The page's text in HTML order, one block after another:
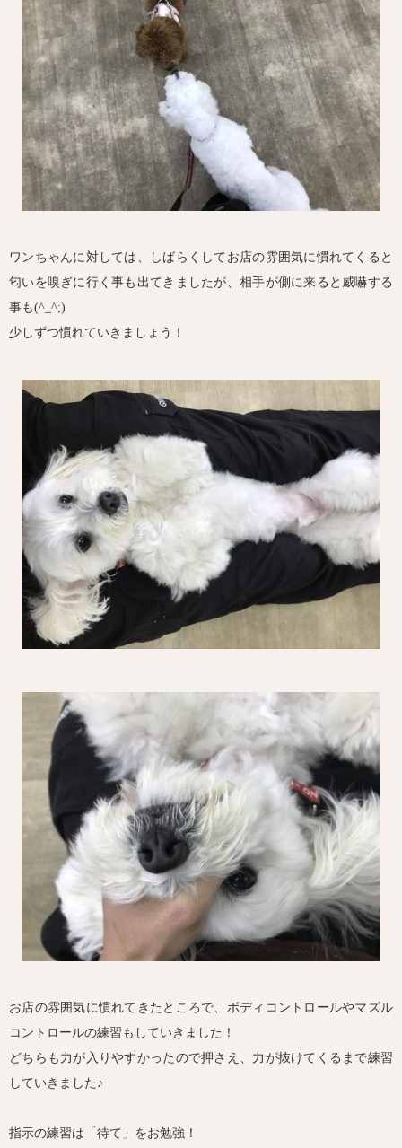
ワンちゃんに対しては、しばらくしてお店の雰囲気に慣れてくると
匂いを嗅ぎに行く事も出てきましたが、相手が側に来ると威嚇する
事も(^_^;)
少しずつ慣れていきましょう！
お店の雰囲気に慣れてきたところで、ボディコントロールやマズル
コントロールの練習もしていきました！
どちらも力が入りやすかったので押さえ、力が抜けてくるまで練習
していきました♪
指示の練習は「待て」をお勉強！